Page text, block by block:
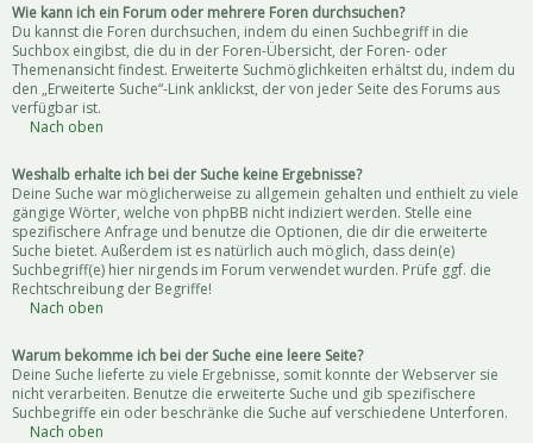
Wie kann ich ein Forum oder mehrere Foren durchsuchen?
Du kannst die Foren durchsuchen, indem du einen Suchbegriff in die
Suchbox eingibst, die du in der Foren-Übersicht, der Foren- oder
Themenansicht findest. Erweiterte Suchmöglichkeiten erhältst du, indem du
den „Erweiterte Suche“-Link anklickst, der von jeder Seite des Forums aus
verfügbar ist.
Nach oben
Weshalb erhalte ich bei der Suche keine Ergebnisse?
Deine Suche war möglicherweise zu allgemein gehalten und enthielt zu viele
gängige Wörter, welche von phpBB nicht indiziert werden. Stelle eine
spezifischere Anfrage und benutze die Optionen, die dir die erweiterte
Suche bietet. Außerdem ist es natürlich auch möglich, dass dein(e)
Suchbegriff(e) hier nirgends im Forum verwendet wurden. Prüfe ggf. die
Rechtschreibung der Begriffe!
Nach oben
Warum bekomme ich bei der Suche eine leere Seite?
Deine Suche lieferte zu viele Ergebnisse, somit konnte der Webserver sie
nicht verarbeiten. Benutze die erweiterte Suche und gib spezifischere
Suchbegriffe ein oder beschränke die Suche auf verschiedene Unterforen.
Nach oben